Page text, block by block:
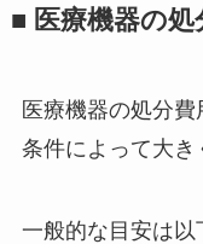
■ 医療機器の
医療機器の処分
条件によって大き
一般的な目安は以